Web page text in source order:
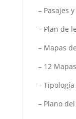
– Pasajes
– Plan de
– Mapas
– 12
–
– Plano